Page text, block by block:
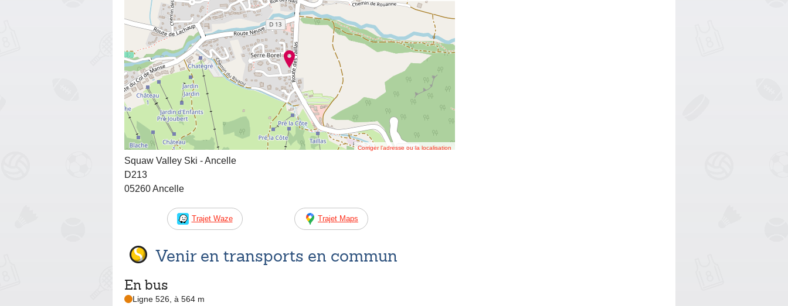
Corriger l’adresse ou la localisation
Squaw Valley Ski - Ancelle
D213
05260 Ancelle
Trajet Waze Trajet Maps
Venir en transports en commun
En bus
Ligne 526, à 564 m